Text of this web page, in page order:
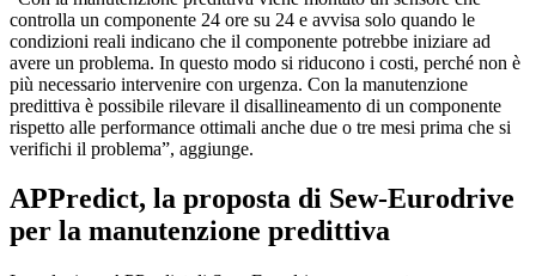
controlla un componente 24 ore su 24 e avvisa solo quando le
condizioni reali indicano che il componente potrebbe iniziare ad
avere un problema. In questo modo si riducono i costi, perché non è
più necessario intervenire con urgenza. Con la manutenzione
predittiva è possibile rilevare il disallineamento di un componente
rispetto alle performance ottimali anche due o tre mesi prima che si
verifichi il problema”, aggiunge.
APPredict, la proposta di Sew-Eurodrive
per la manutenzione predittiva